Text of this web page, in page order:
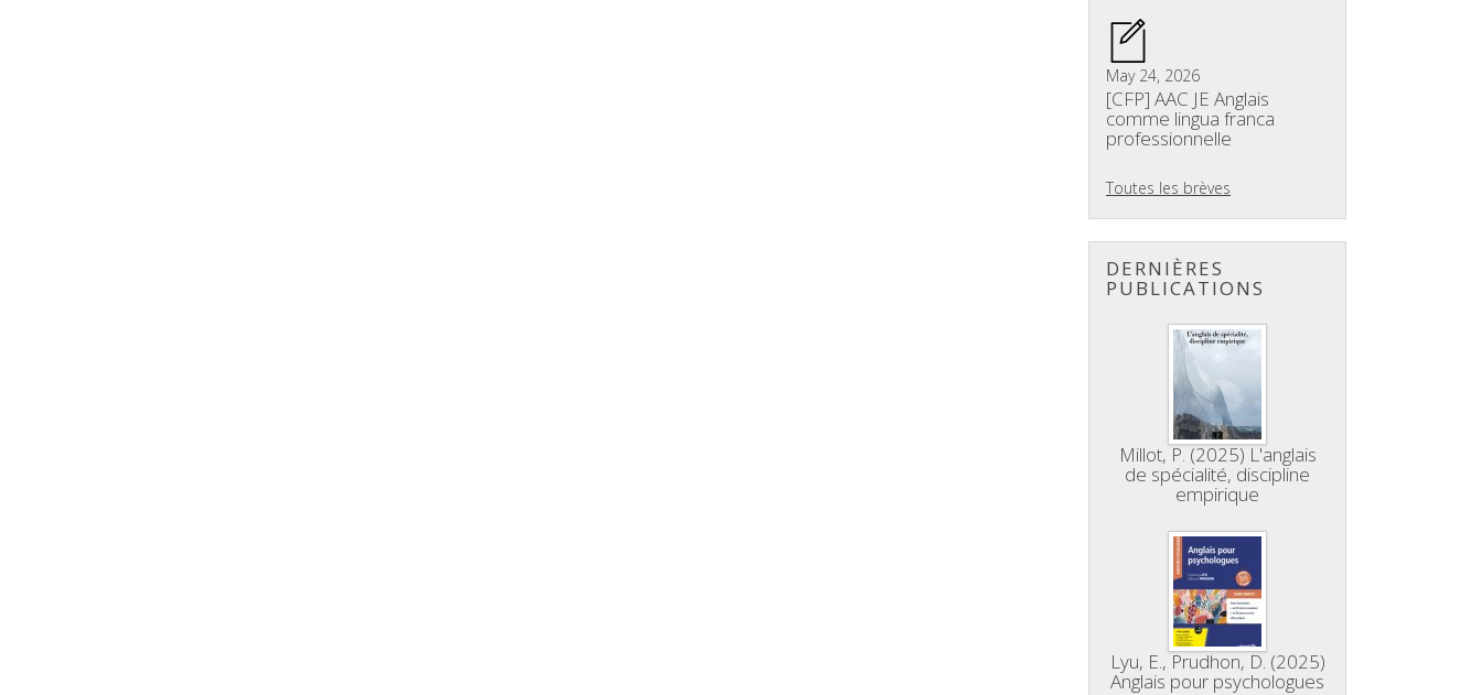
May 24, 2026
[CFP] AAC JE Anglais
comme lingua franca
professionnelle
Toutes les brèves
DERNIÈRES
PUBLICATIONS
Millot, P. (2025) L'anglais
de spécialité, discipline
empirique
Lyu, E., Prudhon, D. (2025)
Anglais pour psychologues